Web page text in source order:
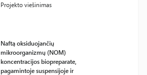
Projekto viešinimas
Naftą oksiduojančių
mikroorganizmų (NOM)
koncentracijos biopreparate,
pagamintoje suspensijoje ir